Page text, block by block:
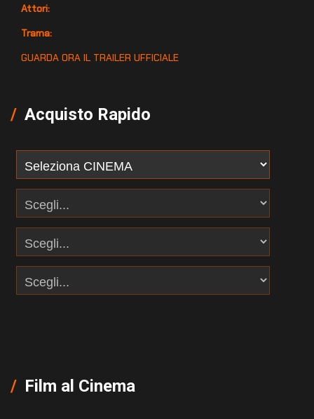
Attori:
Trama:
GUARDA ORA IL TRAILER UFFICIALE
Acquisto Rapido
Film al Cinema